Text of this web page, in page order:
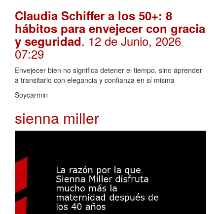
Claudia Schiffer a los 50+: 8
hábitos para envejecer con gracia
y seguridad. 12 de Junio, 2026
07:29
Envejecer bien no significa detener el tiempo, sino aprender
a transitarlo con elegancia y confianza en sí misma
Soycarmin
sienna miller